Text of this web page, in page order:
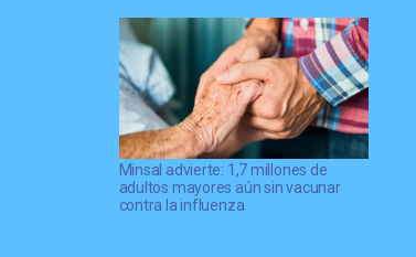
Minsal advierte: 1,7 millones de
adultos mayores aún sin vacunar
contra la influenza